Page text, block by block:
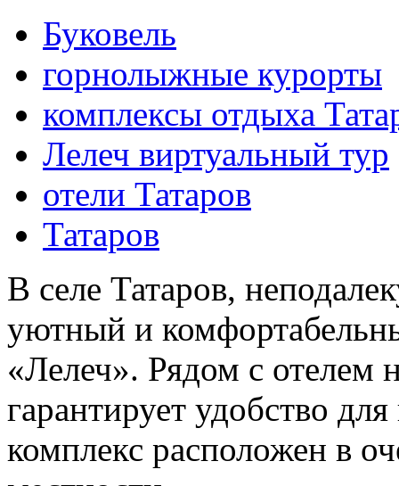
Буковель
горнолыжные курорты
комплексы отдыха
Лелеч виртуальный тур
отели Татаров
Татаров
В селе Татаров,
уютный и
«Лелеч». Рядом с отелем
гарантирует удобство
комплекс расположен в